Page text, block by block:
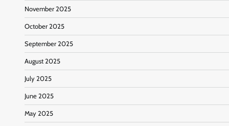
November 2025
October 2025
September 2025
August 2025
July 2025
June 2025
May 2025